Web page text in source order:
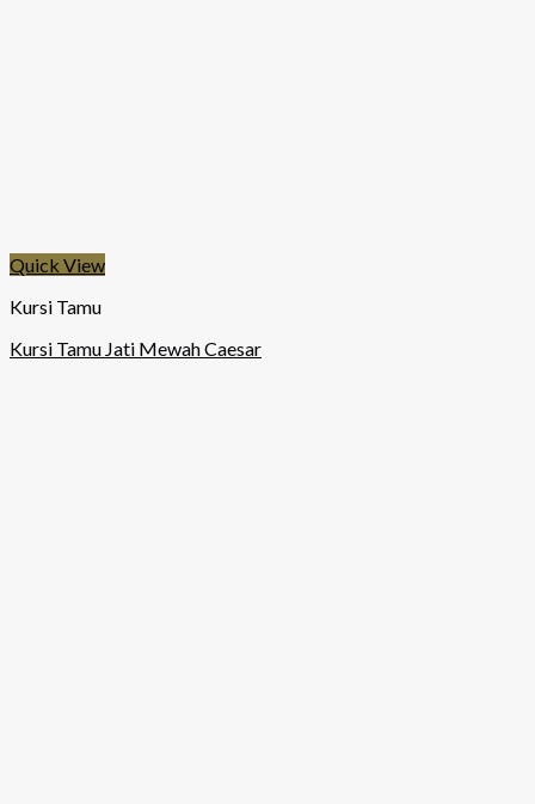
Quick View
Kursi Tamu
Kursi Tamu Jati Mewah Caesar